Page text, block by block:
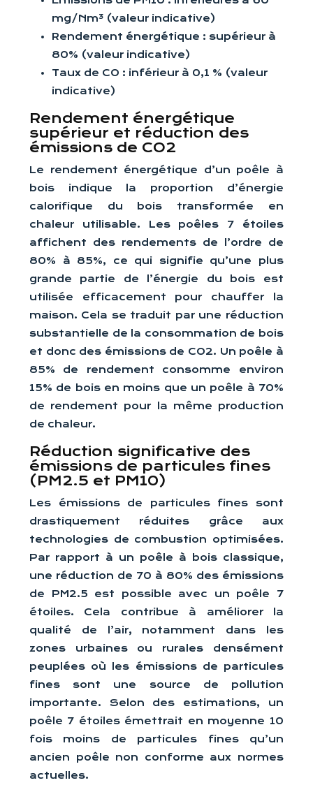
mg/Nm³ (valeur indicative)
Rendement énergétique : supérieur à
80% (valeur indicative)
Taux de CO : inférieur à 0,1 % (valeur
indicative)
Rendement énergétique
supérieur et réduction des
émissions de CO2
Le rendement énergétique d’un poêle à
bois indique la proportion d’énergie
calorifique du bois transformée en
chaleur utilisable. Les poêles 7 étoiles
affichent des rendements de l’ordre de
80% à 85%, ce qui signifie qu’une plus
grande partie de l’énergie du bois est
utilisée efficacement pour chauffer la
maison. Cela se traduit par une réduction
substantielle de la consommation de bois
et donc des émissions de CO2. Un poêle à
85% de rendement consomme environ
15% de bois en moins que un poêle à 70%
de rendement pour la même production
de chaleur.
Réduction significative des
émissions de particules fines
(PM2.5 et PM10)
Les émissions de particules fines sont
drastiquement réduites grâce aux
technologies de combustion optimisées.
Par rapport à un poêle à bois classique,
une réduction de 70 à 80% des émissions
de PM2.5 est possible avec un poêle 7
étoiles. Cela contribue à améliorer la
qualité de l’air, notamment dans les
zones urbaines ou rurales densément
peuplées où les émissions de particules
fines sont une source de pollution
importante. Selon des estimations, un
poêle 7 étoiles émettrait en moyenne 10
fois moins de particules fines qu’un
ancien poêle non conforme aux normes
actuelles.